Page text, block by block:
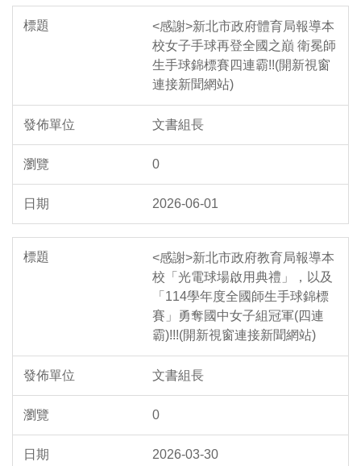
<感謝>新北市政府體育局報導本
校女子手球再登全國之巔 衛冕師
生手球錦標賽四連霸!!(開新視窗
連接新聞網站)
文書組長
0
2026-06-01
<感謝>新北市政府教育局報導本
校「光電球場啟用典禮」，以及
「114學年度全國師生手球錦標
賽」勇奪國中女子組冠軍(四連
霸)!!!(開新視窗連接新聞網站)
文書組長
0
2026-03-30